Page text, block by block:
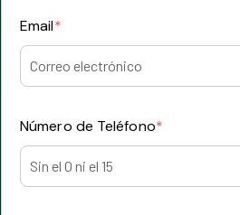
Email*
Número de Teléfono*